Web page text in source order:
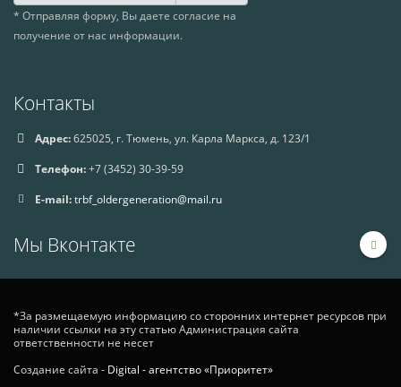
* Отправляя форму, Вы даете согласие на
получение от нас информации.
Контакты
Адрес:625025, г. Тюмень, ул. Карла Маркса, д. 123/1
Телефон:+7 (3452) 30-39-59
E-mail:trbf_oldergeneration@mail.ru
Мы Вконтакте
*За размещаемую информацию со сторонних интернет ресурсов при
наличии ссылки на эту статью Администрация сайта
ответственности не несет
Создание сайта - Digital - агентство «Приоритет»